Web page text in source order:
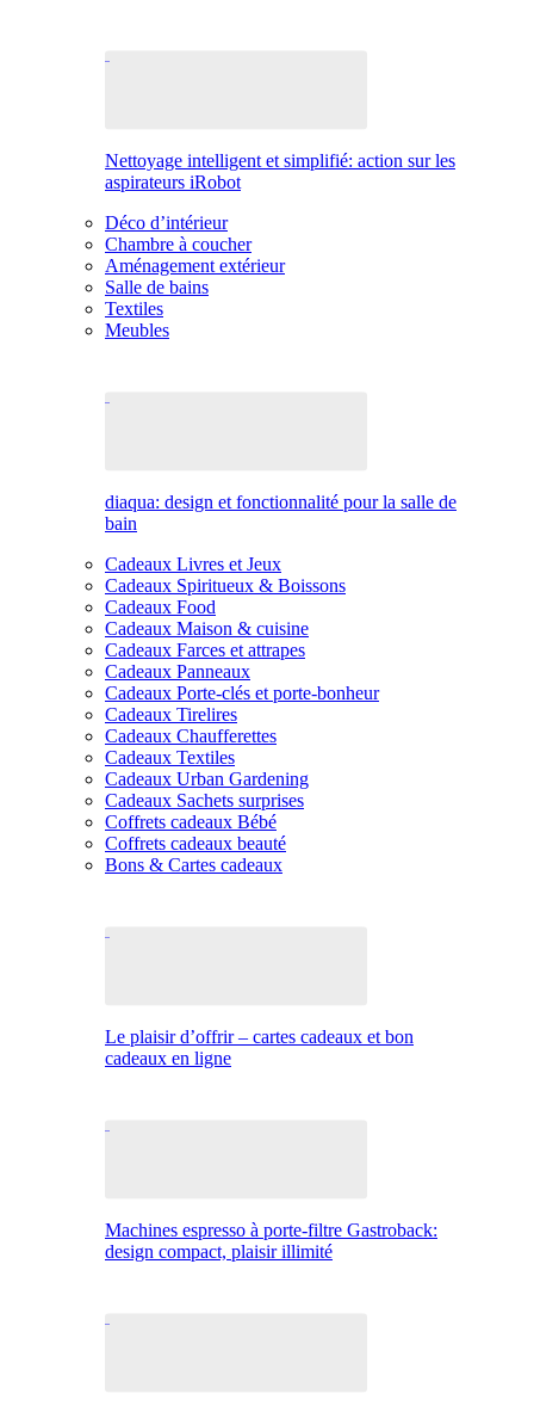
Nettoyage intelligent et simplifié: action sur les
aspirateurs iRobot
Déco d’intérieur
Chambre à coucher
Aménagement extérieur
Salle de bains
Textiles
Meubles
diaqua: design et fonctionnalité pour la salle de
bain
Cadeaux Livres et Jeux
Cadeaux Spiritueux & Boissons
Cadeaux Food
Cadeaux Maison & cuisine
Cadeaux Farces et attrapes
Cadeaux Panneaux
Cadeaux Porte-clés et porte-bonheur
Cadeaux Tirelires
Cadeaux Chaufferettes
Cadeaux Textiles
Cadeaux Urban Gardening
Cadeaux Sachets surprises
Coffrets cadeaux Bébé
Coffrets cadeaux beauté
Bons & Cartes cadeaux
Le plaisir d’offrir – cartes cadeaux et bon
cadeaux en ligne
Machines espresso à porte-filtre Gastroback:
design compact, plaisir illimité